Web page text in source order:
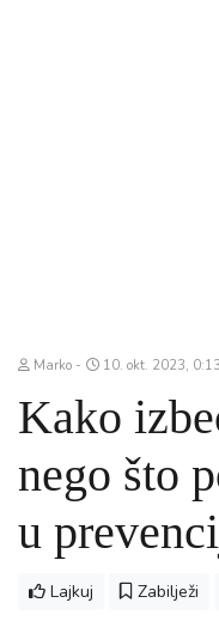
Marko 10. okt. 2023, 0:13
Kako
nego što
u
Lajkuj Zabilježi